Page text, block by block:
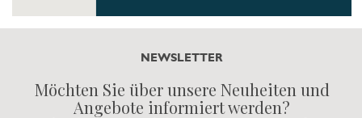
NEWSLETTER
Möchten Sie über unsere Neuheiten und
Angebote informiert werden?